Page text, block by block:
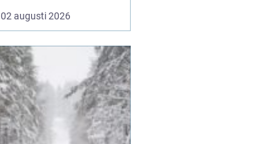
torka, markarbeten och
byggprojekt gör att
omsorg än i en
skogsmiljö.
En Arborist
Malmö arb...
02 augusti 2026